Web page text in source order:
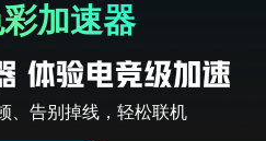
加速器
、告别掉线，轻松联机